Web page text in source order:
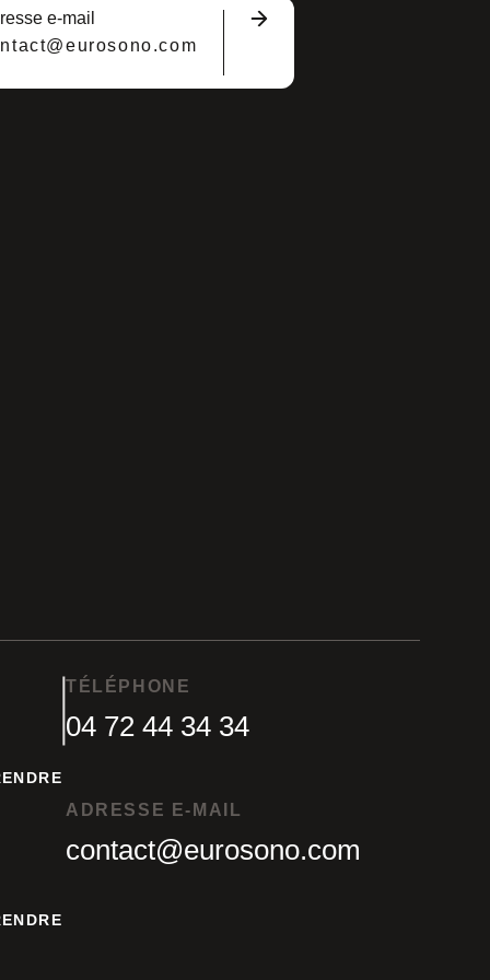
e-mail
TÉLÉPHONE
04 72 44 34 34
ADRESSE E-MAIL
contact@eurosono.com